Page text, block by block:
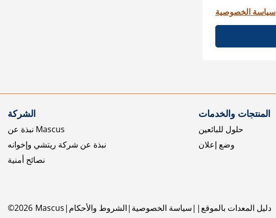
سياسة الخصوصية
الشركة
نبذة عن Mascus
نبذة عن شركة ريتشي وإخوانه
نصائح أمنية
المنتجات والخدمات
حلول للبائعين
وضع إعلان
©2026 Mascus الشروط والأحكام سياسة الخصوصية دليل المعدات بالموقع